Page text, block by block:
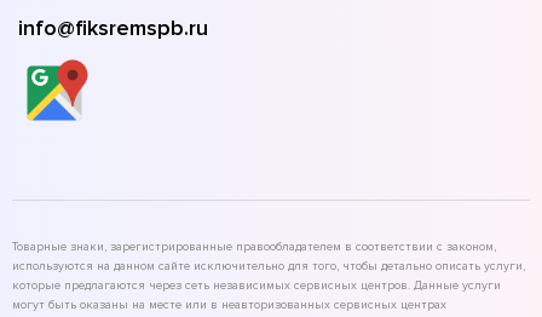
info@fiksremspb.ru
Товарные знаки, зарегистрированные правообладателем в соответствии с законом,
используются на данном сайте исключительно для того, чтобы детально описать услуги,
которые предлагаются через сеть независимых сервисных центров. Данные услуги
могут быть оказаны на месте или в неавторизованных сервисных центрах